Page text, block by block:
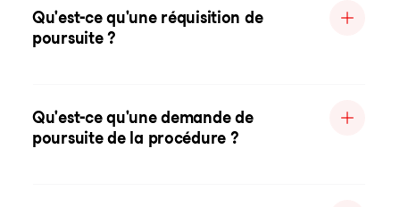
Qu'est-ce qu'une réquisition de
poursuite ?
Qu'est-ce qu'une demande de
poursuite de la procédure ?